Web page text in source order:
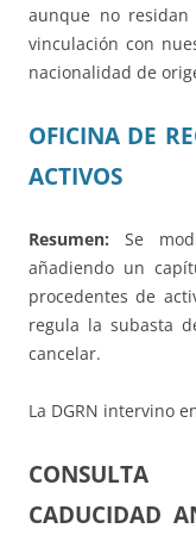
aunque no
vinculación con
nacionalidad de
OFICINA DE
ACTIVOS
Resumen: Se
añadiendo un
procedentes de
regula la subasta
cancelar.
La DGRN intervino
CADUCIDAD